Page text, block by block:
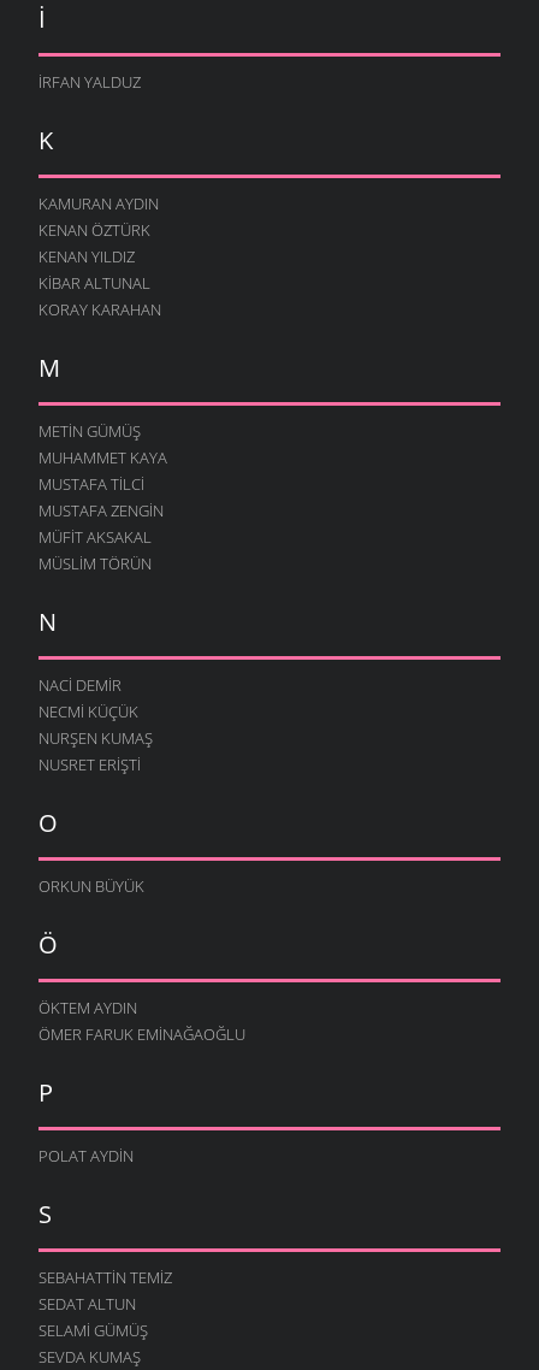
I
İRFAN YALDUZ
K
KAMURAN AYDIN
KENAN ÖZTÜRK
KENAN YILDIZ
KIBAR ALTUNAL
KORAY KARAHAN
M
METIN GÜMÜŞ
MUHAMMET KAYA
MUSTAFA TILCI
MUSTAFA ZENGIN
MÜFIT AKSAKAL
MÜSLIM TÖRÜN
N
NACI DEMIR
NECMI KÜÇÜK
NURŞEN KUMAŞ
NUSRET ERIŞTI
O
ORKUN BÜYÜK
Ö
ÖKTEM AYDIN
ÖMER FARUK EMINAĞAOĞLU
P
POLAT AYDIN
S
SEBAHATTIN TEMIZ
SEDAT ALTUN
SELAMI GÜMÜŞ
SEVDA KUMAŞ